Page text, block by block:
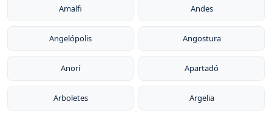
Amalfi Andes
Angelópolis Angostura
Anorí Apartadó
Arboletes Argelia